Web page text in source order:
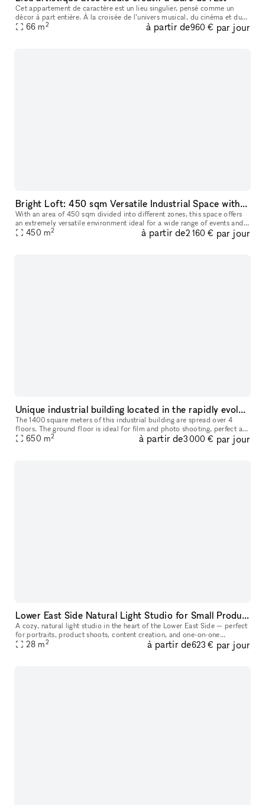
Cet appartement de caractère est un lieu singulier, pensé comme un
décor à part entière. À la croisée de l’univers musical, du cinéma et du
lifestyle contemporain, il offre une atmosphère immersive i
66 m2 à partir de960 € par jour
Bright Loft: 450 sqm Versatile Industrial Space with Stunning Daylight and Minimalist Design
With an area of 450 sqm divided into different zones, this space offers
an extremely versatile environment ideal for a wide range of events and
productions. Equipped with backstage areas and large sk
450 m2 à partir de2 160 € par jour
Unique industrial building located in the rapidly evolving Certosa District
The 1400 square meters of this industrial building are spread over 4
floors. The ground floor is ideal for film and photo shooting, perfect as
showroom, corporate events, products launching, fashion
650 m2 à partir de3 000 € par jour
Lower East Side Natural Light Studio for Small Productions & Podcast Recordings
A cozy, natural light studio in the heart of the Lower East Side — perfect
for portraits, product shoots, content creation, and one-on-one
sessions. At approximately 300 sq ft, this space comfortabl
28 m2 à partir de623 € par jour